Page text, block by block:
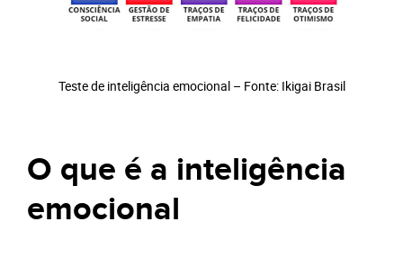
Teste de inteligência emocional – Fonte: Ikigai Brasil
O que é a inteligência
emocional